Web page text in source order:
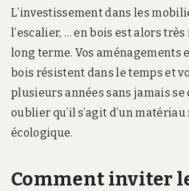
L’investissement dans les
l’escalier, … en bois est alors
long terme. Vos aménagements
bois résistent dans le temps et
plusieurs années sans jamais se
oublier qu’il s’agit d’un
écologique.
Comment inviter